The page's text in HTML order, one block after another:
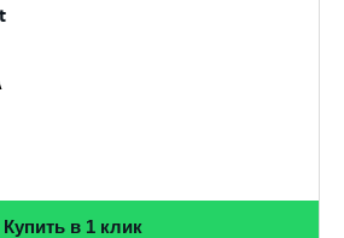
Купить в 1 клик